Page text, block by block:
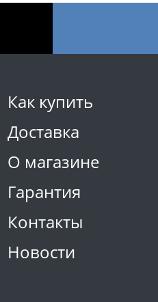
Как купить
Доставка
О магазине
Гарантия
Контакты
Новости